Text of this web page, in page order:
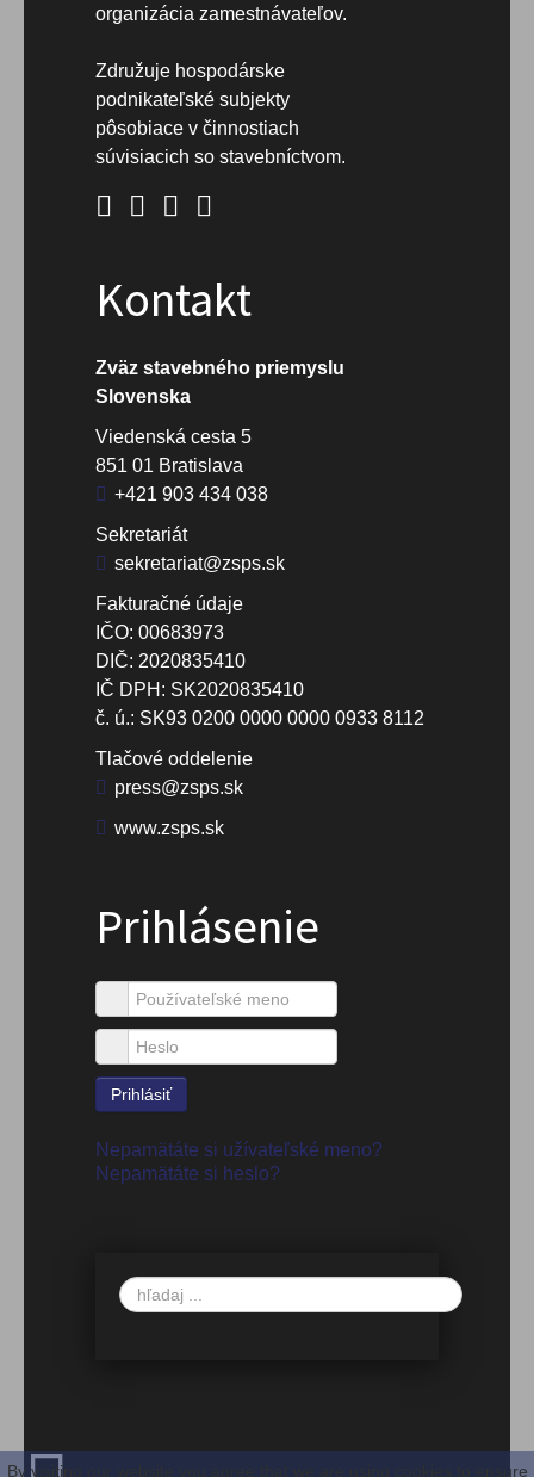
organizácia zamestnávateľov.
Združuje hospodárske
podnikateľské subjekty
pôsobiace v činnostiach
súvisiacich so stavebníctvom.
Kontakt
Zväz stavebného priemyslu
Slovenska
Viedenská cesta 5
851 01 Bratislava
+421 903 434 038
Sekretariát
sekretariat@zsps.sk
Fakturačné údaje
IČO: 00683973
DIČ: 2020835410
IČ DPH: SK2020835410
č. ú.: SK93 0200 0000 0000 0933 8112
Tlačové oddelenie
press@zsps.sk
www.zsps.sk
Prihlásenie
Používateľské meno
Heslo
Prihlásiť
Nepamätáte si užívateľské meno?
Nepamätáte si heslo?
Vyhľadávanie
By visiting our website you agree that we are using cookies to ensure